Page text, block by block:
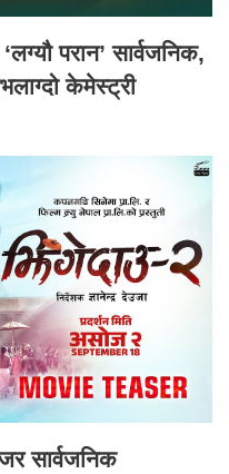
परान’ सार्वजनिक,
केमेस्ट्री
सार्वजनिक